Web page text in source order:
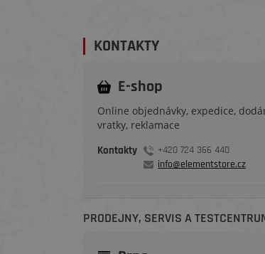
KONTAKTY
E-shop
Online objednávky, expedice,
vratky, reklamace
Kontakty
+420 724 366 440
info@elementstore.cz
PRODEJNY, SERVIS A